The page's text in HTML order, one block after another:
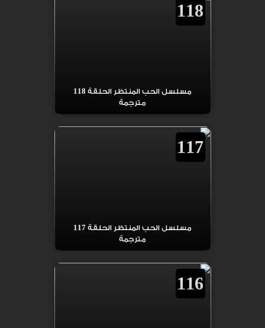
118
مسلسل الحب المنتظر الحلقة 118
مترجمة
117
مسلسل الحب المنتظر الحلقة 117
مترجمة
116